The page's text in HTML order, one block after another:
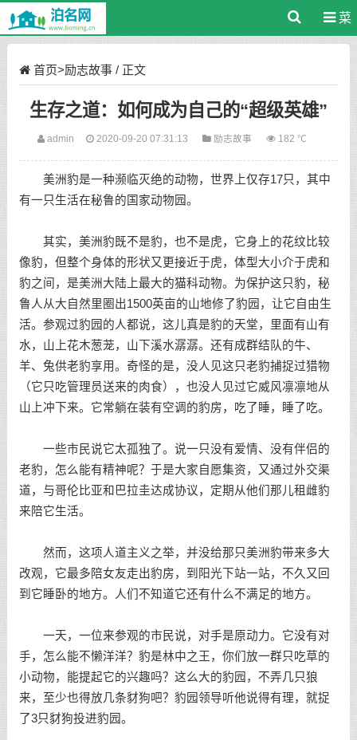
菜
首页>励志故事/ 正文
生存之道：如何成为自己的“超级英雄”
admin 2020-09-20 07:31:13 励志故事 182 ℃
美洲豹是一种濒临灭绝的动物，世界上仅存17只，其中
有一只生活在秘鲁的国家动物园。
其实，美洲豹既不是豹，也不是虎，它身上的花纹比较
像豹，但整个身体的形状又更接近于虎，体型大小介于虎和
豹之间，是美洲大陆上最大的猫科动物。为保护这只豹，秘
鲁人从大自然里圈出1500英亩的山地修了豹园，让它自由生
活。参观过豹园的人都说，这儿真是豹的天堂，里面有山有
水，山上花木葱茏，山下溪水潺潺。还有成群结队的牛、
羊、兔供老豹享用。奇怪的是，没人见这只老豹捕捉过猎物
（它只吃管理员送来的肉食），也没人见过它威风凛凛地从
山上冲下来。它常躺在装有空调的豹房，吃了睡，睡了吃。
一些市民说它太孤独了。说一只没有爱情、没有伴侣的
老豹，怎么能有精神呢？于是大家自愿集资，又通过外交渠
道，与哥伦比亚和巴拉圭达成协议，定期从他们那儿租雌豹
来陪它生活。
然而，这项人道主义之举，并没给那只美洲豹带来多大
改观，它最多陪女友走出豹房，到阳光下站一站，不久又回
到它睡卧的地方。人们不知道它还有什么不满足的地方。
一天，一位来参观的市民说，对手是原动力。它没有对
手，怎么能不懒洋洋？豹是林中之王，你们放一群只吃草的
小动物，能提起它的兴趣吗？这么大的豹园，不弄几只狼
来，至少也得放几条豺狗吧？豹园领导听他说得有理，就捉
了3只豺狗投进豹园。